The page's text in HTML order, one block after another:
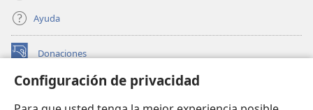
Configuración de privacidad
Ayuda
Donaciones
(abre
nueva BIBLIOTECA EN LÍNEA Watchtower™